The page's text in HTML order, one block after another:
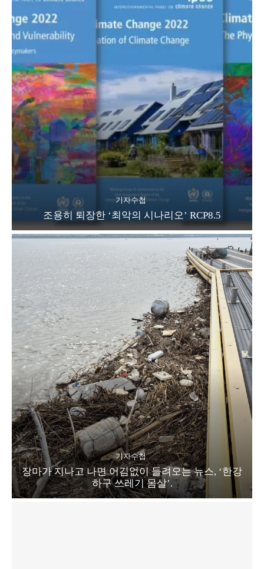
기자수첩
조용히 퇴장한 ‘최악의 시나리오’ RCP8.5
기자수첩
장마가 지나고 나면 어김없이 들려오는 뉴스, ‘한강
하구 쓰레기 몸살’.